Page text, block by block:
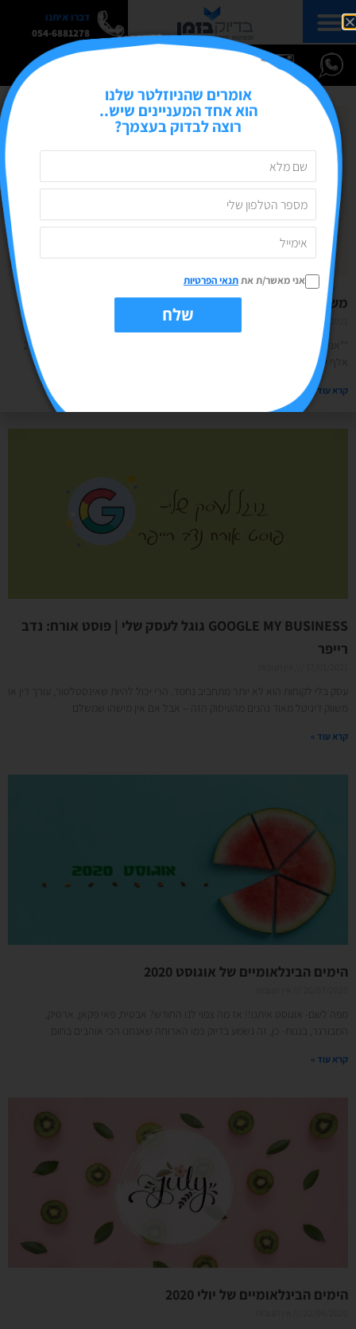
דברו איתנו
054-6881278
משפך השיווק הדיגיטלי- בונים אסטרטגיה לעסק
17/10/2021
""אני צריך קמפיין שיגיע ל- 200 אלך חשיפות ואז תוך 24 שעות אני בטוח אמכור 20
אלף יחידות. הקמפיין כמובן צריך להיות זול מאוד, והכל
קרא עוד »
GOOGLE MY BUSINESS גוגל לעסק שלי | פוסט אורח: נדב
רייפר
עסק בלי לקוחות הוא לא יותר מתחביב נחמד. הרי יכול להיות שאינסטלטור, עורך דין או
משווק דיגיטל מאוד נהנים מהעיסוק הזה – אבל אם אין מישהו שמשלם
קרא עוד »
הימים הבינלאומיים של אוגוסט 2020
מפה לשם- אוגוסט איתנו!! אז מה צפוי לנו החודש? אבטיח, פאי פקאן, ארטיק,
המבורגר, בננות- כן, זה נשמע בדיוק כמו הארוחה שאנחנו הכי אוהבים בחום
קרא עוד »
הימים הבינלאומיים של יולי 2020
אומרים שהניוזלטר שלנו
הוא אחד המעניינים שיש..
רוצה לבדוק בעצמך?
אני מאשר/ת אתתנאי הפרטיות
שלח